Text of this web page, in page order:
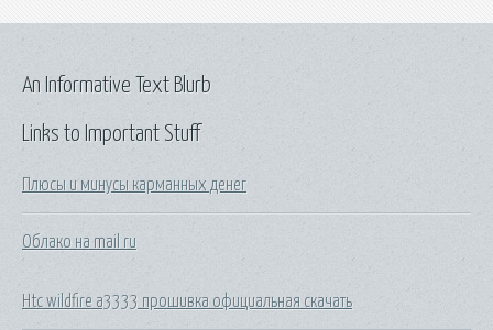
Links to Important Stuff
Плюсы и минусы карманных денег
Облако на mail ru
Htc wildfire a3333 прошивка официальная скачать
An Informative Text Blurb